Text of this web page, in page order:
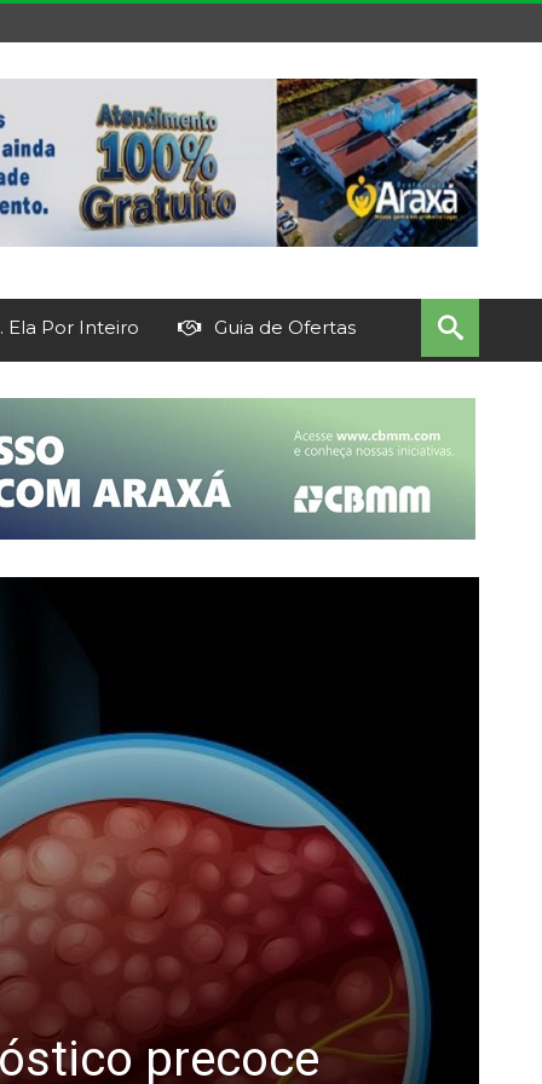
Ela Por Inteiro Guia de Ofertas
precoce